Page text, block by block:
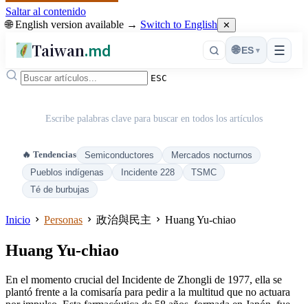
Saltar al contenido
🌐 English version available → Switch to English ✕
Taiwan.md ☰
🌐 ES ▾
ESC
Escribe palabras clave para buscar en todos los artículos
🔥 Tendencias Semiconductores
Mercados nocturnos
Pueblos indígenas
Incidente 228
TSMC
Té de burbujas
Inicio Personas 政治與民主 Huang Yu-chiao
Huang Yu-chiao
En el momento crucial del Incidente de Zhongli de 1977, ella se
plantó frente a la comisaría para pedir a la multitud que no actuara